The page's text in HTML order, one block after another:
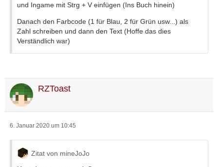
und Ingame mit Strg + V einfügen (Ins Buch hinein)
Danach den Farbcode (1 für Blau, 2 für Grün usw...) als
Zahl schreiben und dann den Text (Hoffe das dies
Verständlich war)
RZToast
6. Januar 2020 um 10:45
Zitat von mineJoJo